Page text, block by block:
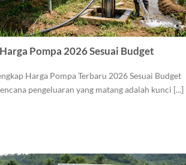
Pompa 2026 Sesuai Budget
Harga Pompa Terbaru 2026 Sesuai Budget
pengeluaran yang matang adalah kunci [...]